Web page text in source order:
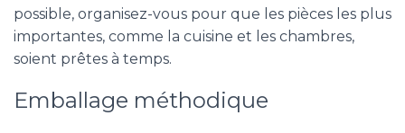
possible, organisez-vous pour que les pièces les plus
importantes, comme la cuisine et les chambres,
soient prêtes à temps.
Emballage méthodique